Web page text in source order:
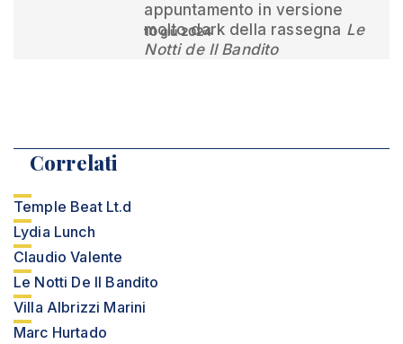
appuntamento in versione
molto dark della rassegna Le
Notti de Il Bandito
10 giu 2024
Correlati
Temple Beat Lt.d
Lydia Lunch
Claudio Valente
Le Notti De Il Bandito
Villa Albrizzi Marini
Marc Hurtado